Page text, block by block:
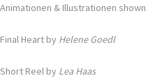
Animationen & Illustrationen
Final Heart by Helene Goedl
Short Reel by Lea Haas